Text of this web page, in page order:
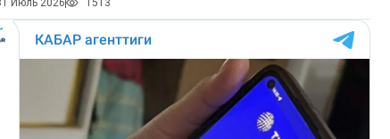
Июль 2026 1513